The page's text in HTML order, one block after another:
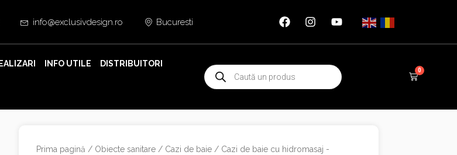
info@exclusivdesign.ro Bucuresti
INFO UTILE DISTRIBUITORI
Products
search
0
Cart
Prima pagină / Obiecte sanitare / Cazi de baie / Cazi de baie cu hidromasaj -